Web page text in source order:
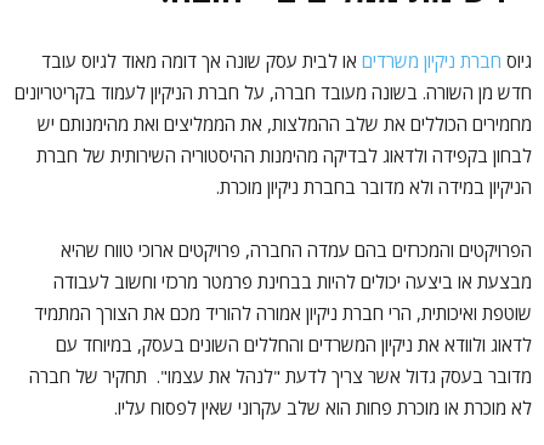
גיוס חברת ניקיון משרדים או לבית עסק שונה אך דומה מאוד לגיוס עובד
חדש מן השורה. בשונה מעובד חברה, על חברת הניקיון לעמוד בקריטריונים
מחמירים הכוללים את שלב ההמלצות, את הממליצים ואת מהימנותם יש
לבחון בקפידה ולדאוג לבדיקה מהימנות ההיסטוריה השירותית של חברת
הניקיון במידה ולא מדובר בחברת ניקיון מוכרת.
הפרויקטים והמכרזים בהם עמדה החברה, פרויקטים ארוכי טווח שהיא
מבצעת או ביצעה יכולים להיות בבחינת פרמטר מרכזי וחשוב לעבודה
שוטפת ואיכותית, הרי חברת ניקיון אמורה להוריד מכם את הצורך המתמיד
לדאוג ולוודא את ניקיון המשרדים והחללים השונים בעסק, במיוחד עם
מדובר בעסק גדול אשר צריך לדעת "לנהל את עצמו". תחקיר של חברה
לא מוכרת או מוכרת פחות הוא שלב עקרוני שאין לפסוח עליו.